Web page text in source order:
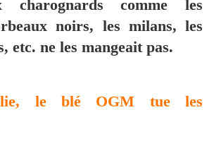
charognards comme les
noirs, les milans, les
etc. ne les mangeait pas.